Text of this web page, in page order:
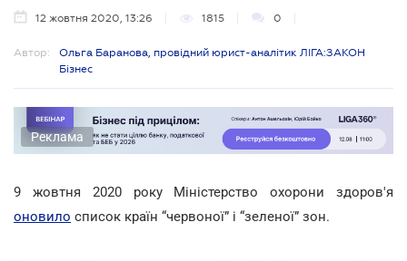
12 жовтня 2020, 13:26 1815 0
Автор:
Ольга Баранова, провідний юрист-аналітик ЛІГА:ЗАКОН
Бізнес
Реклама
9 жовтня 2020 року Міністерство охорони здоров'я
оновило список країн “червоної” і “зеленої” зон.